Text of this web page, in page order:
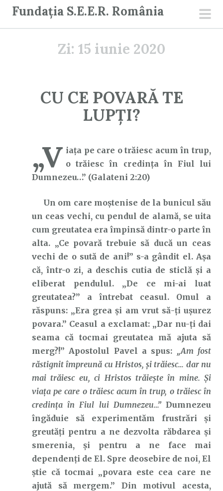
Fundația S.E.E.R. România
Zi: 15 iunie 2020
CU CE POVARĂ TE
LUPȚI?
„V iaţa pe care o trăiesc acum în trup,
o trăiesc în credinţa în Fiul lui
Dumnezeu…” (Galateni 2:20)
Un om care moștenise de la bunicul său
un ceas vechi, cu pendul de alamă, se uita
cum greutatea era împinsă dintr-o parte în
alta. „Ce povară trebuie să ducă un ceas
vechi de o sută de ani!” s-a gândit el. Așa
că, într-o zi, a deschis cutia de sticlă și a
eliberat pendulul. „De ce mi-ai luat
greutatea?” a întrebat ceasul. Omul a
răspuns: „Era grea și am vrut să-ți ușurez
povara.” Ceasul a exclamat: „Dar nu-ți dai
seama că tocmai greutatea mă ajuta să
merg?!” Apostolul Pavel a spus: „Am fost
răstignit împreună cu Hristos, şi trăiesc… dar nu
mai trăiesc eu, ci Hristos trăieşte în mine. Şi
viaţa pe care o trăiesc acum în trup, o trăiesc în
credinţa în Fiul lui Dumnezeu…”Dumnezeu
îngăduie să experimentăm frustrări și
greutăți pentru a ne dezvolta răbdarea și
smerenia, și pentru a ne face mai
dependenți de El. Spre deosebire de noi, El
știe că tocmai „povara este cea care ne
ajută să mergem.” Din motivul acesta,